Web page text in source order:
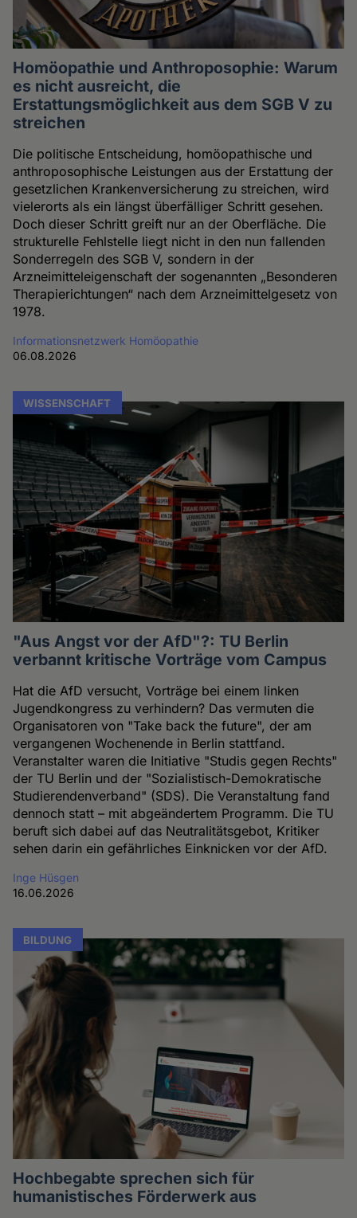
Homöopathie und Anthroposophie: Warum
es nicht ausreicht, die
Erstattungsmöglichkeit aus dem SGB V zu
streichen
Die politische Entscheidung, homöopathische und
anthroposophische Leistungen aus der Erstattung der
gesetzlichen Krankenversicherung zu streichen, wird
vielerorts als ein längst überfälliger Schritt gesehen.
Doch dieser Schritt greift nur an der Oberfläche. Die
strukturelle Fehlstelle liegt nicht in den nun fallenden
Sonderregeln des SGB V, sondern in der
Arzneimitteleigenschaft der sogenannten „Besonderen
Therapierichtungen“ nach dem Arzneimittelgesetz von
1978.
Informationsnetzwerk Homöopathie
06.08.2026
WISSENSCHAFT
"Aus Angst vor der AfD"?: TU Berlin
verbannt kritische Vorträge vom Campus
Hat die AfD versucht, Vorträge bei einem linken
Jugendkongress zu verhindern? Das vermuten die
Organisatoren von "Take back the future", der am
vergangenen Wochenende in Berlin stattfand.
Veranstalter waren die Initiative "Studis gegen Rechts"
der TU Berlin und der "Sozialistisch-Demokratische
Studierendenverband" (SDS). Die Veranstaltung fand
dennoch statt – mit abgeändertem Programm. Die TU
beruft sich dabei auf das Neutralitätsgebot, Kritiker
sehen darin ein gefährliches Einknicken vor der AfD.
Inge Hüsgen
16.06.2026
BILDUNG
Hochbegabte sprechen sich für
humanistisches Förderwerk aus